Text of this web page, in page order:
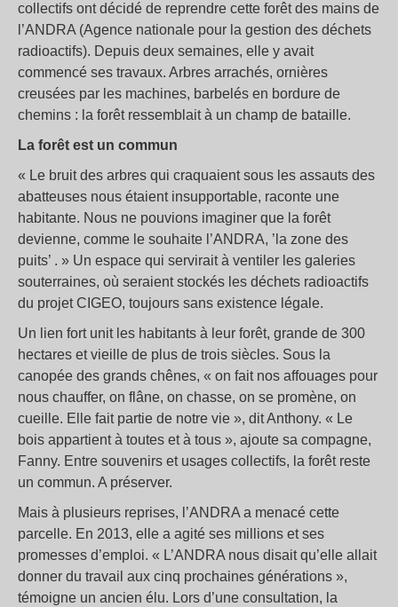
collectifs ont décidé de reprendre cette forêt des mains de
l’ANDRA (Agence nationale pour la gestion des déchets
radioactifs). Depuis deux semaines, elle y avait
commencé ses travaux. Arbres arrachés, ornières
creusées par les machines, barbelés en bordure de
chemins : la forêt ressemblait à un champ de bataille.
La forêt est un commun
« Le bruit des arbres qui craquaient sous les assauts des
abatteuses nous étaient insupportable, raconte une
habitante. Nous ne pouvions imaginer que la forêt
devienne, comme le souhaite l’ANDRA, ’la zone des
puits’ . » Un espace qui servirait à ventiler les galeries
souterraines, où seraient stockés les déchets radioactifs
du projet CIGEO, toujours sans existence légale.
Un lien fort unit les habitants à leur forêt, grande de 300
hectares et vieille de plus de trois siècles. Sous la
canopée des grands chênes, « on fait nos affouages pour
nous chauffer, on flâne, on chasse, on se promène, on
cueille. Elle fait partie de notre vie », dit Anthony. « Le
bois appartient à toutes et à tous », ajoute sa compagne,
Fanny. Entre souvenirs et usages collectifs, la forêt reste
un commun. A préserver.
Mais à plusieurs reprises, l’ANDRA a menacé cette
parcelle. En 2013, elle a agité ses millions et ses
promesses d’emploi. « L’ANDRA nous disait qu’elle allait
donner du travail aux cinq prochaines générations »,
témoigne un ancien élu. Lors d’une consultation, la